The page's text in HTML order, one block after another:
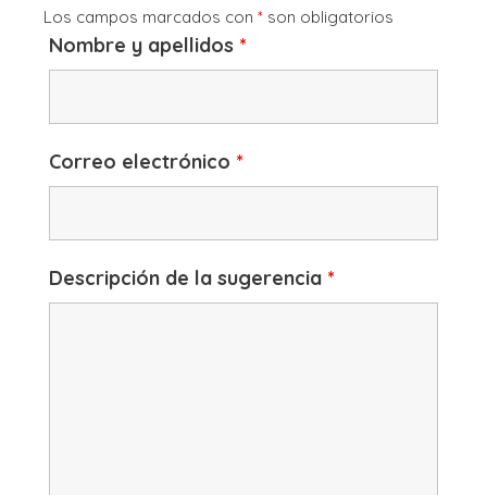
Los campos marcados con * son obligatorios
Nombre y apellidos *
Correo electrónico *
Descripción de la sugerencia *